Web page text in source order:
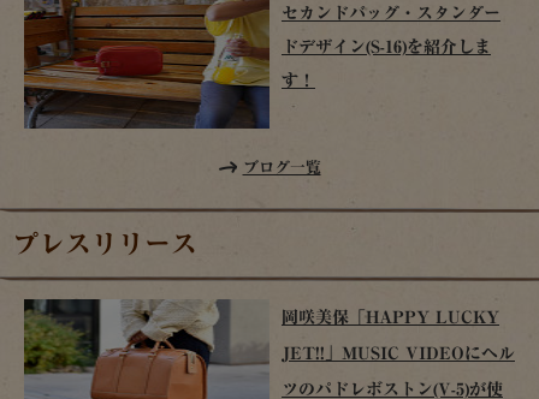
セカンドバッグ・スタンダー
ドデザイン(S-16)を紹介しま
す！
ブログ一覧
プレスリリース
岡咲美保「HAPPY LUCKY
JET!!」MUSIC VIDEOにヘル
ツのパドレボストン(V-5)が使